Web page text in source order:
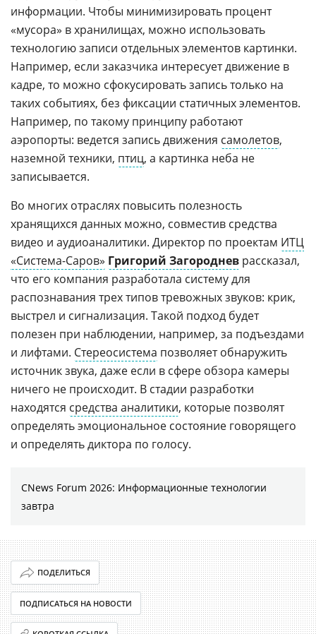
информации. Чтобы минимизировать процент
«мусора» в хранилищах, можно использовать
технологию записи отдельных элементов картинки.
Например, если заказчика интересует движение в
кадре, то можно сфокусировать запись только на
таких событиях, без фиксации статичных элементов.
Например, по такому принципу работают
аэропорты: ведется запись движения самолетов,
наземной техники, птиц, а картинка неба не
записывается.
Во многих отраслях повысить полезность
хранящихся данных можно, совместив средства
видео и аудиоаналитики. Директор по проектам ИТЦ
«Система-Саров» Григорий Загороднев рассказал,
что его компания разработала систему для
распознавания трех типов тревожных звуков: крик,
выстрел и сигнализация. Такой подход будет
полезен при наблюдении, например, за подъездами
и лифтами. Стереосистема позволяет обнаружить
источник звука, даже если в сфере обзора камеры
ничего не происходит. В стадии разработки
находятся средства аналитики, которые позволят
определять эмоциональное состояние говорящего
и определять диктора по голосу.
CNews Forum 2026: Информационные технологии
завтра
ПОДЕЛИТЬСЯ
ПОДПИСАТЬСЯ НА НОВОСТИ